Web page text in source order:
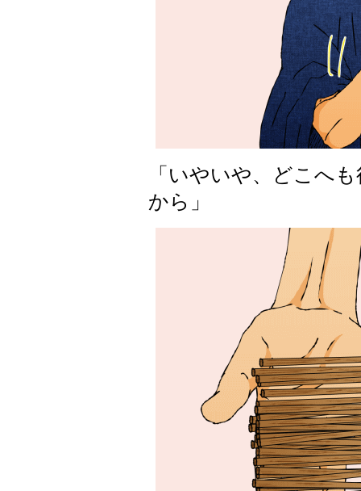
「いやいや、どこへ
から」